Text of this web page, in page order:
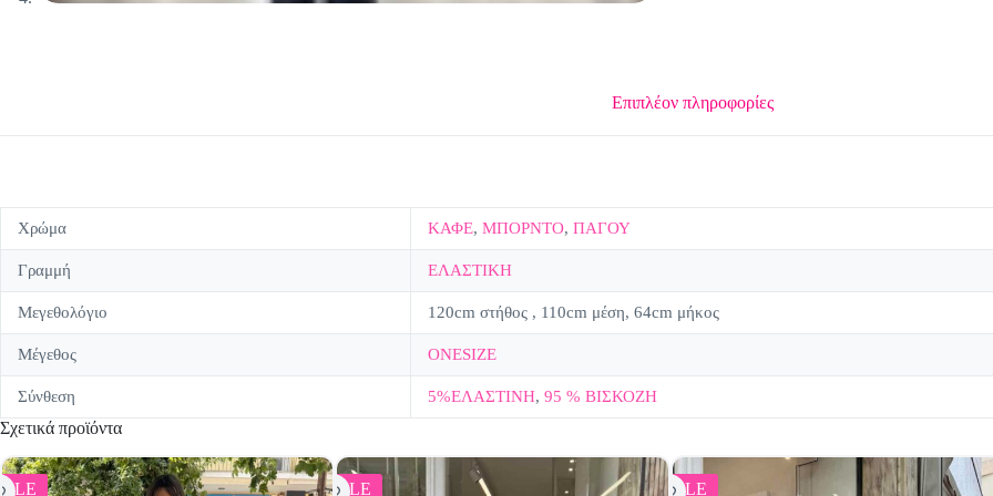
Επιπλέον πληροφορίες
Χρώμα ΚΑΦΕ, ΜΠΟΡΝΤΟ, ΠΑΓΟΥ
Γραμμή ΕΛΑΣΤΙΚΗ
Μεγεθολόγιο 120cm στήθος , 110cm μέση, 64cm μήκος
Μέγεθος ONESIZE
Σύνθεση 5%ΕΛΑΣΤΙΝΗ, 95 % ΒΙΣΚΟΖΗ
Σχετικά προϊόντα
SALE SALE